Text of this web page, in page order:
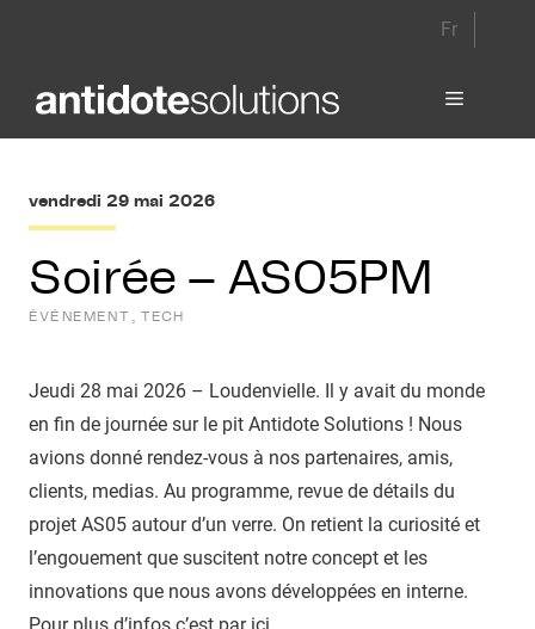
Fr
Menu
vendredi 29 mai 2026
Soirée – AS05PM
ÉVÉNEMENT , TECH
Jeudi 28 mai 2026 – Loudenvielle. Il y avait du monde
en fin de journée sur le pit Antidote Solutions ! Nous
avions donné rendez-vous à nos partenaires, amis,
clients, medias. Au programme, revue de détails du
projet AS05 autour d’un verre. On retient la curiosité et
l’engouement que suscitent notre concept et les
innovations que nous avons développées en interne.